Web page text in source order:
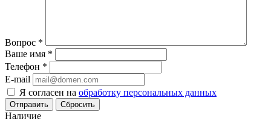
Вопрос *
Ваше имя *
Телефон *
E-mail
Я согласен на обработку персональных данных
Сбросить
Наличие